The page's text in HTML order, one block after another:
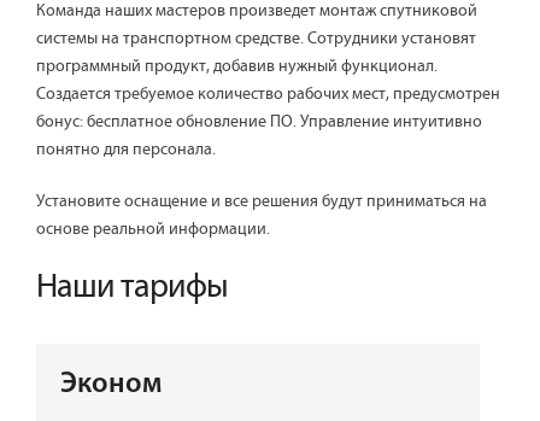
Команда наших мастеров произведет монтаж спутниковой
системы на транспортном средстве. Сотрудники установят
программный продукт, добавив нужный функционал.
Создается требуемое количество рабочих мест, предусмотрен
бонус: бесплатное обновление ПО. Управление интуитивно
понятно для персонала.
Установите оснащение и все решения будут приниматься на
основе реальной информации.
Наши тарифы
Эконом